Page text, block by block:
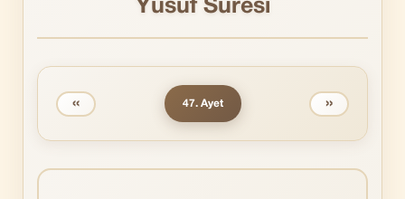
Yûsuf Suresi
‹‹ 47. Ayet ››